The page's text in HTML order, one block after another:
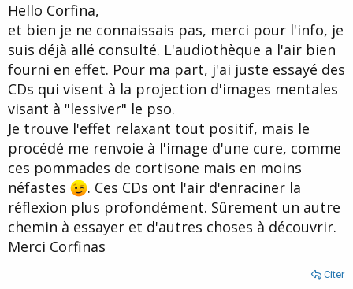
CD Thérapeutique AUDIOCAMENT Méta-relaxation "Gérer le
Psoriasis"
La difficulté à exprimer ses émotions, la peur de déplaire aux autres
en osant dire NON et la mauvaise gestion d'une trop grande
générosité sont quelques facteurs importants dans le
déclenchement de crises de psoriasis ou dans la chronicité de
certaines lésions psoriasiques. Dans ces situations, le subconscient
envoie un message pour vous dire de prendre du recul. Ce message
utilise le terrain héréditaire qui est le vôtre en déclenchant la
réaction cutanée ou articulaire que vous connaissez. Le contenu de
ce CD aide à comprendre ce message en le décryptant
inconsciemment pour que les changements qui seront les vôtres
soient aussi ceux qu'il attend. Durée: 41:37
a+ et bonne continuation !
Hello Corfina,
et bien je ne connaissais pas, merci pour l'info, je
suis déjà allé consulté. L'audiothèque a l'air bien
fourni en effet. Pour ma part, j'ai juste essayé des
CDs qui visent à la projection d'images mentales
visant à "lessiver" le pso.
Je trouve l'effet relaxant tout positif, mais le
procédé me renvoie à l'image d'une cure, comme
ces pommades de cortisone mais en moins
néfastes
. Ces CDs ont l'air d'enraciner la
réflexion plus profondément. Sûrement un autre
chemin à essayer et d'autres choses à découvrir.
Merci Corfinas
Citer